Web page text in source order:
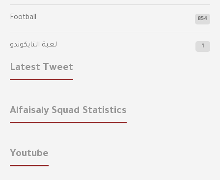
Football 854
لعبة التايكوندو 1
Latest Tweet
Alfaisaly Squad Statistics
Youtube